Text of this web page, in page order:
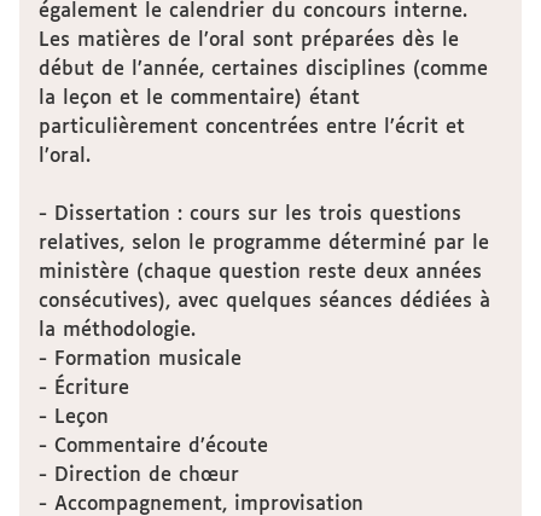
également le calendrier du concours interne.
Les matières de l’oral sont préparées dès le
début de l’année, certaines disciplines (comme
la leçon et le commentaire) étant
particulièrement concentrées entre l’écrit et
l’oral.
- Dissertation : cours sur les trois questions
relatives, selon le programme déterminé par le
ministère (chaque question reste deux années
consécutives), avec quelques séances dédiées à
la méthodologie.
- Formation musicale
- Écriture
- Leçon
- Commentaire d’écoute
- Direction de chœur
- Accompagnement, improvisation